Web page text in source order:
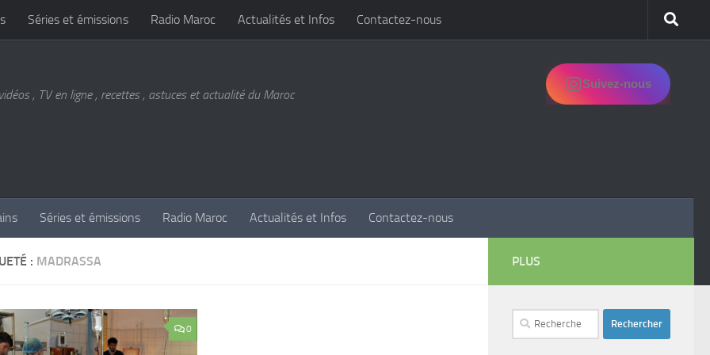
Séries et émissions Radio Maroc Actualités et Infos Contactez-nous
, TV en ligne , recettes , astuces et actualité du Maroc
Suivez-nous
Séries et émissions Radio Maroc Actualités et Infos Contactez-nous
: MADRASSA
0
PLUS
Rechercher :